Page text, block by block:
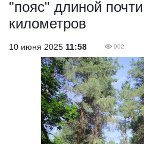
"пояс" длиной
километров
10 июня 2025 11:58 902